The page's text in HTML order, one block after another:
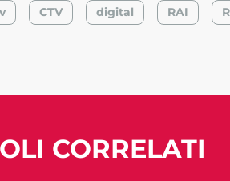
CTV digital RAI
CORRELATI